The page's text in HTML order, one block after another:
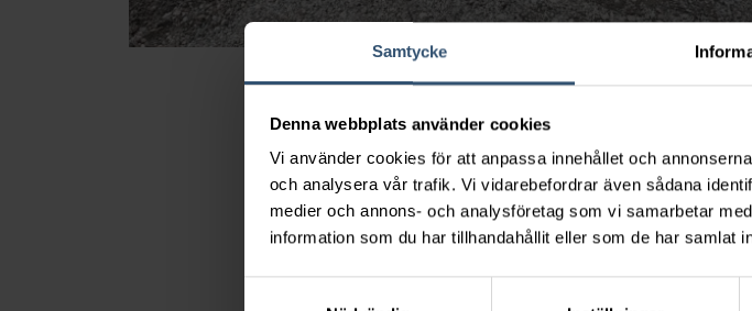
Samtycke
Denna webbplats använder cookies
Vi använder cookies för att anpassa innehållet och
och analysera vår trafik. Vi vidarebefordrar även sådana
medier och annons- och analysföretag som vi samarbetar
information som du har tillhandahållit eller som de har samlat